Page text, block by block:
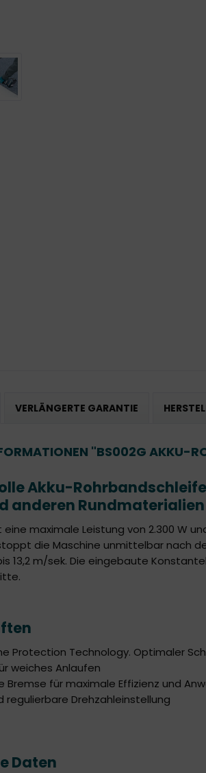
VERLÄNGERTE GARANTIE
"BS002G AKKU-
Akku-
anderen
eine maximale Leistung von 2.300 W
die Maschine unmittelbar nach
13,2 m/sek. Die eingebaute
Protection Technology. Optimaler
weiches Anlaufen
Bremse für maximale Effizienz und
regulierbare Drehzahleinstellung
Daten